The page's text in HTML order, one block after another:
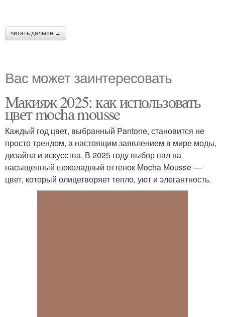
читать дальше →
Вас может заинтересовать
Макияж 2025: как использовать
цвет mocha mousse
Каждый год цвет, выбранный Pantone, становится не
просто трендом, а настоящим заявлением в мире моды,
дизайна и искусства. В 2025 году выбор пал на
насыщенный шоколадный оттенок Mocha Mousse —
цвет, который олицетворяет тепло, уют и элегантность.